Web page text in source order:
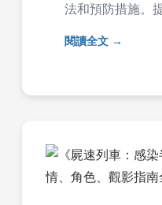
法和預防措施。
答，幫助讀者全
閱讀全文